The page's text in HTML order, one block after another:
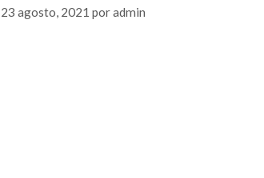
23 agosto, 2021 poradmin